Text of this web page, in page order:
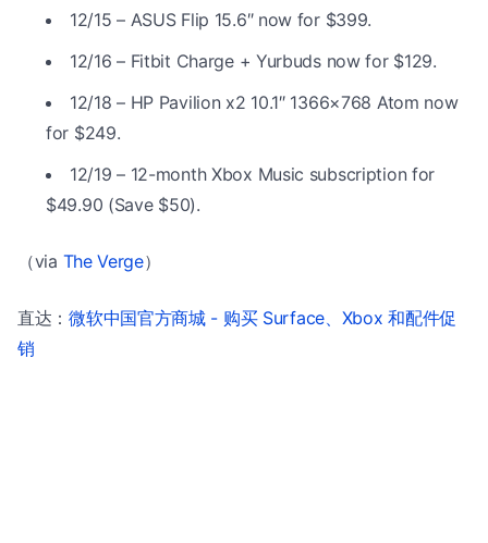
12/15 – ASUS Flip 15.6″ now for $399.
12/16 – Fitbit Charge + Yurbuds now for $129.
12/18 – HP Pavilion x2 10.1″ 1366×768 Atom now
for $249.
12/19 – 12-month Xbox Music subscription for
$49.90 (Save $50).
（via The Verge）
直达：微软中国官方商城 - 购买 Surface、Xbox 和配件促
销